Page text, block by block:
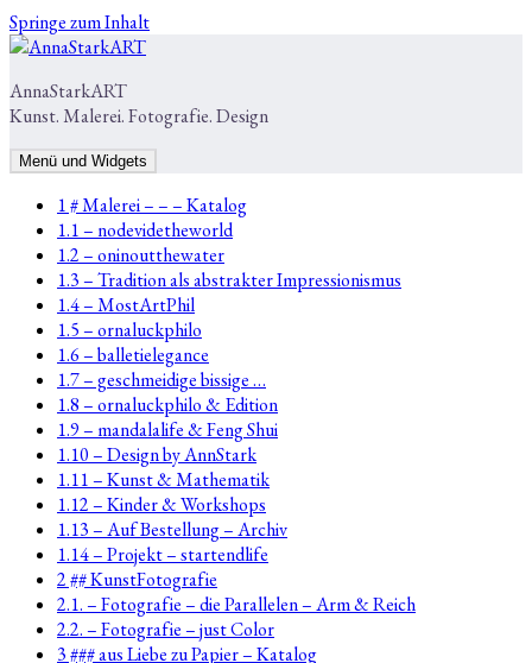
Springe zum Inhalt
AnnaStarkART
Kunst. Malerei. Fotografie. Design
Menü und Widgets
1 # Malerei – – – Katalog
1.1 – nodevidetheworld
1.2 – oninoutthewater
1.3 – Tradition als abstrakter Impressionismus
1.4 – MostArtPhil
1.5 – ornaluckphilo
1.6 – balletielegance
1.7 – geschmeidige bissige …
1.8 – ornaluckphilo & Edition
1.9 – mandalalife & Feng Shui
1.10 – Design by AnnStark
1.11 – Kunst & Mathematik
1.12 – Kinder & Workshops
1.13 – Auf Bestellung – Archiv
1.14 – Projekt – startendlife
2 ## KunstFotografie
2.1. – Fotografie – die Parallelen – Arm & Reich
2.2. – Fotografie – just Color
3 ### aus Liebe zu Papier – Katalog